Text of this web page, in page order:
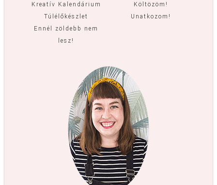
Kreatív Kalendárium
Túlélőkészlet
Ennél zöldebb nem
lesz!
Költözöm!
Unatkozom!